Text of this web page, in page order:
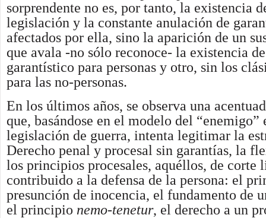
sorprendente no es, por tanto, la existencia
legislación y la constante anulación de
afectados por ella, sino la aparición de un
que avala -no sólo reconoce- la existencia
garantístico para personas y otro, sin los
para las no-personas.
En los últimos años, se observa una
que, basándose en el modelo del “enemigo”
legislación de guerra, intenta legitimar la
Derecho penal y procesal sin garantías, la
los principios procesales, aquéllos, de corte
contribuido a la defensa de la persona: el
presunción de inocencia, el fundamento de
el principio nemo-tenetur, el derecho a un